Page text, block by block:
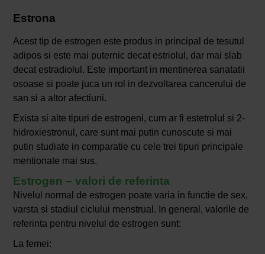
Estrona
Acest tip de estrogen este produs in principal de tesutul
adipos si este mai puternic decat estriolul, dar mai slab
decat estradiolul. Este important in mentinerea sanatatii
osoase si poate juca un rol in dezvoltarea cancerului de
san si a altor afectiuni.
Exista si alte tipuri de estrogeni, cum ar fi estetrolul si 2-
hidroxiestronul, care sunt mai putin cunoscute si mai
putin studiate in comparatie cu cele trei tipuri principale
mentionate mai sus.
Estrogen – valori de referinta
Nivelul normal de estrogen poate varia in functie de sex,
varsta si stadiul ciclului menstrual. In general, valorile de
referinta pentru nivelul de estrogen sunt:
La femei: